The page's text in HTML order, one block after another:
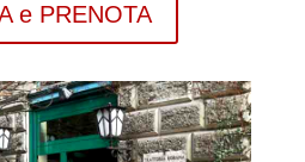
e PRENOTA